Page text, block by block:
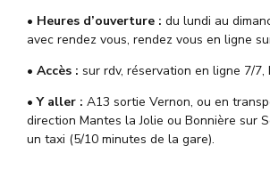
• Heures d’ouverture : du lundi au
avec rendez vous, rendez vous en ligne
• Accès : sur rdv, réservation en ligne 7/7,
• Y aller : A13 sortie Vernon, ou en
direction Mantes la Jolie ou Bonnière sur
un taxi (5/10 minutes de la gare).